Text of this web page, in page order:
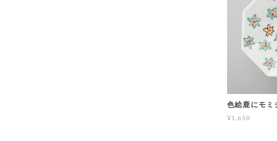
色絵鹿にモミ
¥1,650